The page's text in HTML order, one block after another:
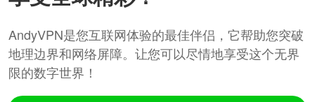
AndyVPN是您互联网体验的最佳伴侣，它帮助您突破
地理边界和网络屏障。让您可以尽情地享受这个无界
限的数字世界！